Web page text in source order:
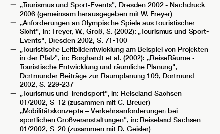
„Tourismus und Sport-Events", Dresden 2002 - Nachdruck
2006 (gemeinsam herausgegeben mit W. Freyer)
„Anforderungen an Olympische Spiele aus touristischer
Sicht", in: Freyer, W., Groß, S. (2002): „Tourismus und Sport-
Events", Dresden 2002, S. 71-100
„Touristische Leitbildentwicklung am Beispiel von Projekten
in der Pfalz", in: Borghardt et al. (2002): „ReiseRäume -
Touristische Entwicklung und räumliche Planung",
Dortmunder Beiträge zur Raumplanung 109, Dortmund
2002, S. 229-237
„Tourismus und Trendsport", in: Reiseland Sachsen
01/2002, S. 12 (zusammen mit C. Breuer)
„Mobilitätskonzepte – Verkehrsanforderungen bei
sportlichen Großveranstaltungen", in: Reiseland Sachsen
01/2002, S. 20 (zusammen mit D. Geisler)